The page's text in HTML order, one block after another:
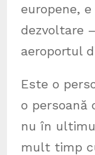
europene,
dezvoltare
aeroportul
Este o
o persoană
nu în
mult timp